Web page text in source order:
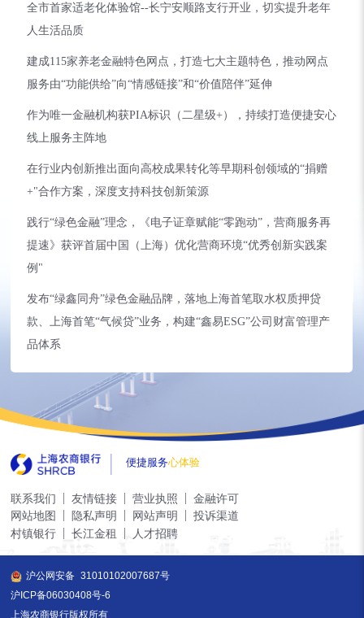
全市首家适老化体验馆--长宁安顺路支行开业，切实提升老年
人生活品质
建成115家养老金融特色网点，打造七大主题特色，推动网点
服务由“功能供给”向“情感链接”和“价值陪伴”延伸
作为唯一金融机构获PIA标识（二星级+），持续打造便捷安心
线上服务主阵地
在行业内创新推出面向高校成果转化等早期科创领域的“捐赠
+"合作方案，深度支持科技创新策源
践行“绿色金融”理念，《电子证章赋能“零跑动”，营商服务再
提速》获评首届中国（上海）优化营商环境“优秀创新实践案
例"
发布“绿鑫同舟”绿色金融品牌，落地上海首笔取水权质押贷
款、上海首笔“气候贷”业务，构建“鑫易ESG”公司财富管理产
品体系
便捷服务心体验
联系我们 友情链接 营业执照
金融许可
网站地图
隐私声明 网站声明
投诉渠道
村镇银行
长江金租 人才招聘
沪公网安备 31010102007687号
沪ICP备06030408号-6
上海农商银行版权所有